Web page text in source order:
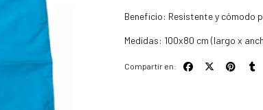
Beneficio: Resistente y cómodo
Medidas: 100x80 cm (largo x
Compartir en: